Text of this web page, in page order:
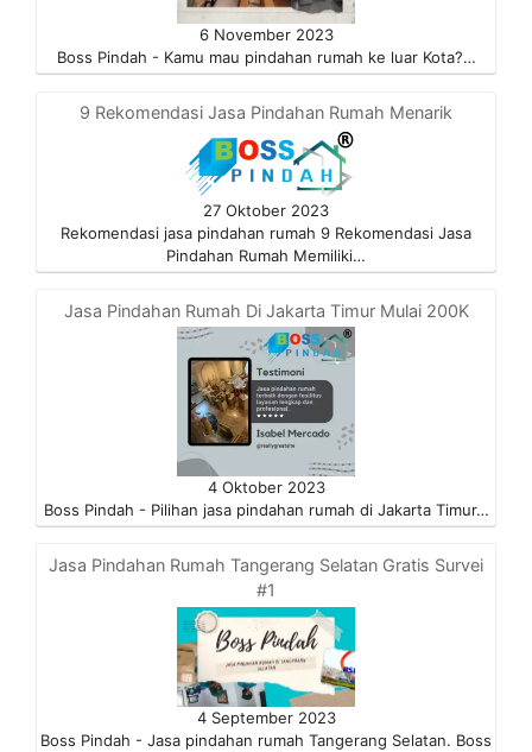
6 November 2023
Boss Pindah - Kamu mau pindahan rumah ke luar Kota?…
9 Rekomendasi Jasa Pindahan Rumah Menarik
27 Oktober 2023
Rekomendasi jasa pindahan rumah 9 Rekomendasi Jasa
Pindahan Rumah Memiliki…
Jasa Pindahan Rumah Di Jakarta Timur Mulai 200K
4 Oktober 2023
Boss Pindah - Pilihan jasa pindahan rumah di Jakarta Timur…
Jasa Pindahan Rumah Tangerang Selatan Gratis Survei
#1
4 September 2023
Boss Pindah - Jasa pindahan rumah Tangerang Selatan. Boss